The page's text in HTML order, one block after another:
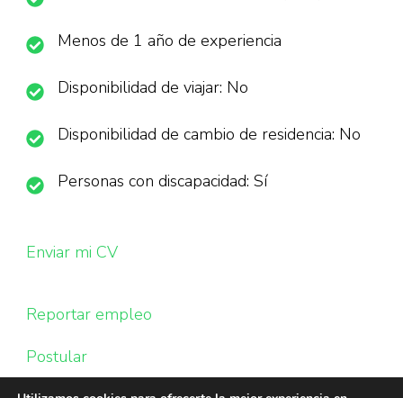
Menos de 1 año de experiencia
Disponibilidad de viajar: No
Disponibilidad de cambio de residencia: No
Personas con discapacidad: Sí
Enviar mi CV
Reportar empleo
Postular